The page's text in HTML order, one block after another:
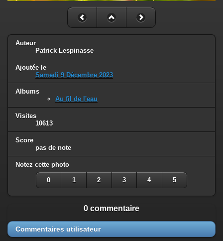
Auteur
Patrick Lespinasse
Ajoutée le
Samedi 9 Décembre 2023
Albums
Au fil de l'eau
Visites
10613
Score
pas de note
Notez cette photo
0 1 2 3 4 5
0 commentaire
Commentaires utilisateur